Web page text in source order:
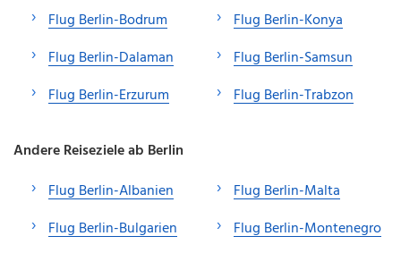
Flug Berlin-Bodrum
Flug Berlin-Dalaman
Flug Berlin-Erzurum
Flug Berlin-Konya
Flug Berlin-Samsun
Flug Berlin-Trabzon
Andere Reiseziele ab Berlin
Flug Berlin-Albanien
Flug Berlin-Bulgarien
Flug Berlin-Malta
Flug Berlin-Montenegro